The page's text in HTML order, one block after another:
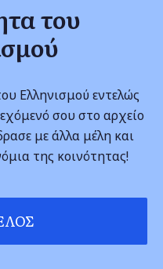
του
Ελληνισμού εντελώς
σου στο αρχείο
με άλλα μέλη και
της κοινότητας!